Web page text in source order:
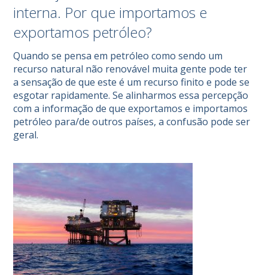
interna. Por que importamos e
exportamos petróleo?
Quando se pensa em petróleo como sendo um
recurso natural não renovável muita gente pode ter
a sensação de que este é um recurso finito e pode se
esgotar rapidamente. Se alinharmos essa percepção
com a informação de que exportamos e importamos
petróleo para/de outros países, a confusão pode ser
geral.